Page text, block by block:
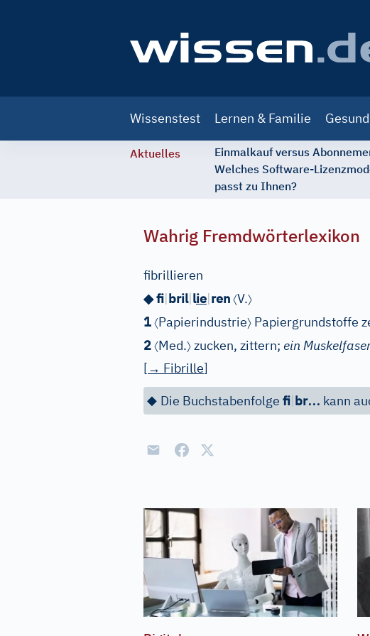
navigation
Wissenstest Lernen & Familie
Aktuelles
Einmalkauf versus
Welches Software-
passt zu Ihnen?
Wahrig Fremdwörterlexikon
fibrillieren
◆ fi|bril|lie|ren〈V.〉
1〈Papierindustrie〉 Papiergrundstoffe
2〈Med.〉zucken, zittern; ein
[→ Fibrille]
◆ Die Buchstabenfolge fi|br… kann